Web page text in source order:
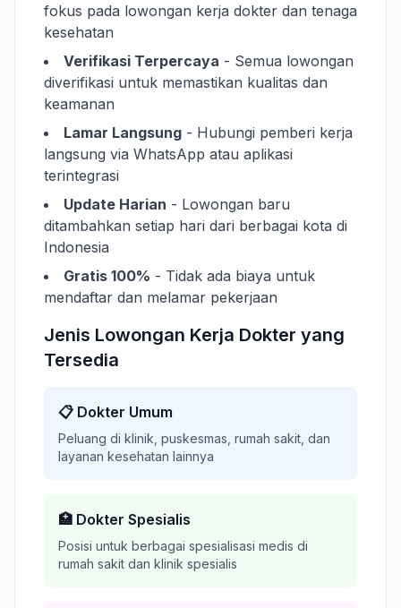
fokus pada lowongan kerja dokter dan tenaga
kesehatan
Verifikasi Terpercaya - Semua lowongan
diverifikasi untuk memastikan kualitas dan
keamanan
Lamar Langsung - Hubungi pemberi kerja
langsung via WhatsApp atau aplikasi
terintegrasi
Update Harian - Lowongan baru
ditambahkan setiap hari dari berbagai kota di
Indonesia
Gratis 100% - Tidak ada biaya untuk
mendaftar dan melamar pekerjaan
Jenis Lowongan Kerja Dokter yang
Tersedia
📋 Dokter Umum
Peluang di klinik, puskesmas, rumah sakit, dan
layanan kesehatan lainnya
🏥 Dokter Spesialis
Posisi untuk berbagai spesialisasi medis di
rumah sakit dan klinik spesialis